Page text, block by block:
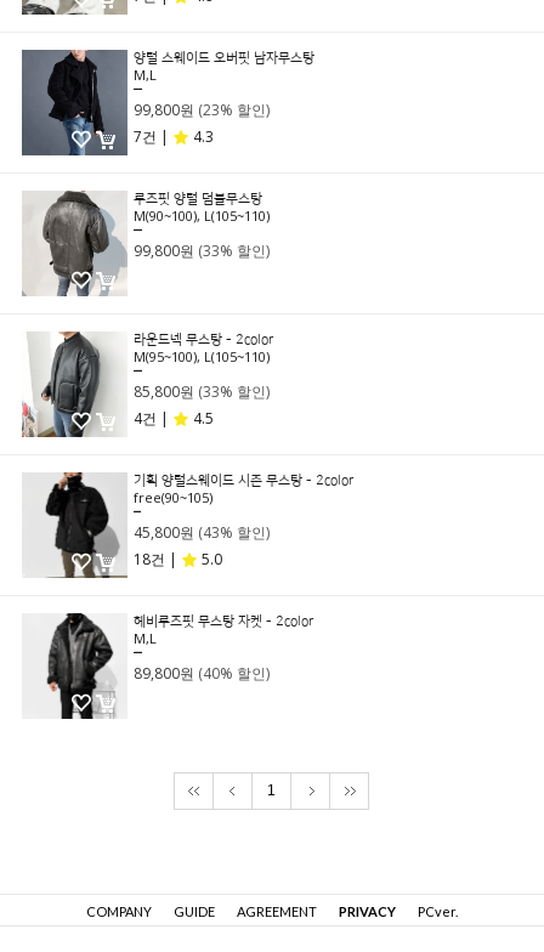
양털 스웨이드 오버핏 남자무스탕
M,L
99,800원 (23% 할인)
7건 |
4.3
루즈핏 양털 덤블무스탕
M(90~100), L(105~110)
99,800원 (33% 할인)
라운드넥 무스탕 - 2color
M(95~100), L(105~110)
85,800원 (33% 할인)
4건 |
4.5
기획 양털스웨이드 시즌 무스탕 - 2color
free(90~105)
45,800원 (43% 할인)
18건 |
5.0
헤비루즈핏 무스탕 자켓 - 2color
M,L
89,800원 (40% 할인)
1
COMPANY GUIDE AGREEMENT PRIVACY PCver.